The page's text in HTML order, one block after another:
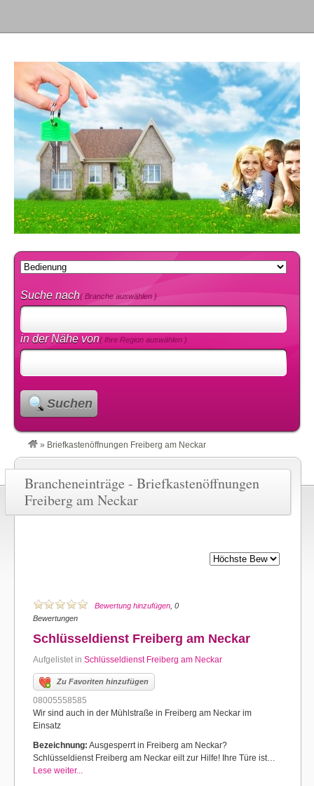
Suche nach( Branche auswählen )
in der Nähe von( Ihre Region auswählen )
Suchen
» Briefkastenöffnungen Freiberg am Neckar
Brancheneinträge - Briefkastenöffnungen
Freiberg am Neckar
Bewertung hinzufügen , 0
Bewertungen
Schlüsseldienst Freiberg am Neckar
Aufgelistet in Schlüsseldienst Freiberg am Neckar
Zu Favoriten hinzufügen
08005558585
Wir sind auch in der Mühlstraße in Freiberg am Neckar im
Einsatz
Bezeichnung: Ausgesperrt in Freiberg am Neckar?
Schlüsseldienst Freiberg am Neckar eilt zur Hilfe! Ihre Türe ist…
Lese weiter...